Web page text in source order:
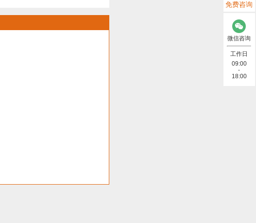
免费咨询
微信咨询
工作日
09:00
-
18:00